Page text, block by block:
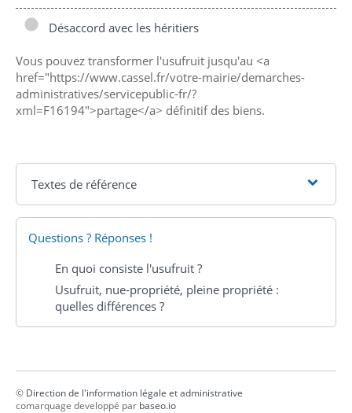
Désaccord avec les héritiers
Vous pouvez transformer l'usufruit jusqu'au <a
href="https://www.cassel.fr/votre-mairie/demarches-
administratives/servicepublic-fr/?
xml=F16194">partage</a> définitif des biens.
Textes de référence
Questions ? Réponses !
En quoi consiste l'usufruit ?
Usufruit, nue-propriété, pleine propriété :
quelles différences ?
© Direction de l'information légale et administrative
comarquage developpé par baseo.io